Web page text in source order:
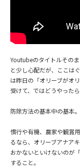
Youtubeのタイトルその
と少し心配だが、ここは
は昨日の「オリーブがオ
受けて、ではどうやった
防除方法の基本中の基本
慣行や有機、農家や観賞
るなら、オリーブアナア
おかないといけないのが
すること。